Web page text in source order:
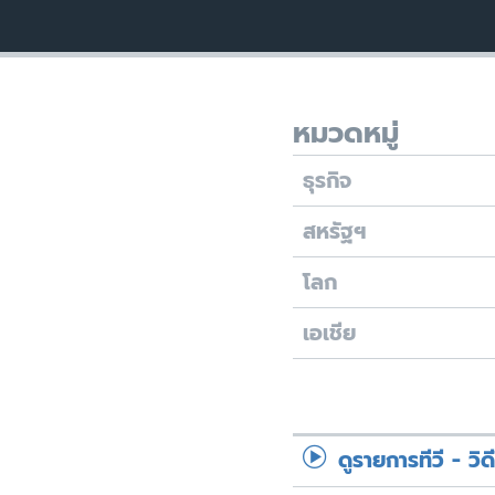
หมวดหมู่
ธุรกิจ
สหรัฐฯ
โลก
เอเชีย
ดูรายการทีวี - วิ